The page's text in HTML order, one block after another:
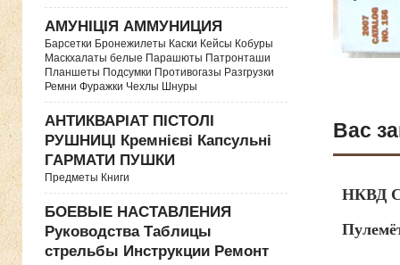
АМУНІЦІЯ АММУНИЦИЯ
Барсетки Бронежилеты Каски Кейсы Кобуры
Маскхалаты белые Парашюты Патронташи
Планшеты Подсумки Противогазы Разгрузки
Ремни Фуражки Чехлы Шнуры
АНТИКВАРІАТ ПІСТОЛІ
РУШНИЦІ Кремнієві Капсульні
ГАРМАТИ ПУШКИ
Предметы Книги
БОЕВЫЕ НАСТАВЛЕНИЯ
Руководства Таблицы
стрельбы Инструкции Ремонт
Вас
НКВД